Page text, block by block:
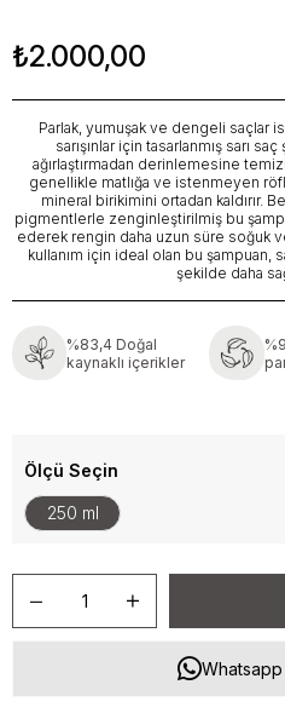
₺2.000,00
Parlak, yumuşak ve dengeli saçlar
sarışınlar için tasarlanmış sarı
ağırlaştırmadan derinlemesine
genellikle matlığa ve istenmeyen
mineral birikimini ortadan kaldırır.
pigmentlerle zenginleştirilmiş bu
ederek rengin daha uzun süre soğuk ve
kullanım için ideal olan bu
şekilde daha
%83,4 Doğal
kaynaklı içerikler
Ölçü Seçin
250 ml